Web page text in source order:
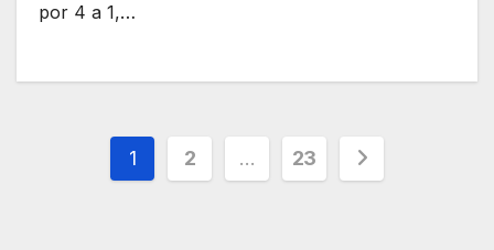
por 4 a 1,…
Paginação
1 2 … 23